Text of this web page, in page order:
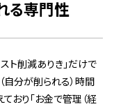
る専門性
ト削減ありき」だけで
自分が削られる）時間
おり「お金で管理（経